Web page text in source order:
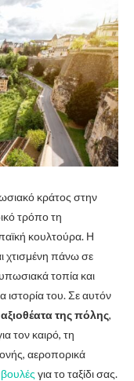
κράτος στην
τρόπο τη
κουλτούρα. Η
χτισμένη πάνω σε
τοπία και
ιστορία του. Σε αυτόν
της πόλης,
τον καιρό, τη
αεροπορικά
για το ταξίδι σας.